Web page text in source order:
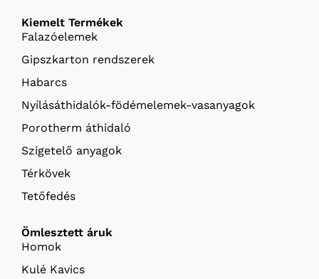
Kiemelt Termékek
Falazóelemek
Gipszkarton rendszerek
Habarcs
Nyílásáthidalók-födémelemek-vasanyagok
Porotherm áthidaló
Szigetelő anyagok
Térkövek
Tetőfedés
Ömlesztett áruk
Homok
Kulé Kavics